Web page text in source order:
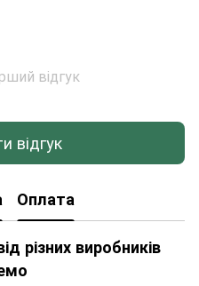
відгук
відгук
Оплата
різних виробників